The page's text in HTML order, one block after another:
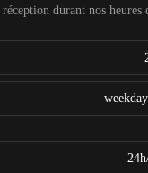
durant nos heures